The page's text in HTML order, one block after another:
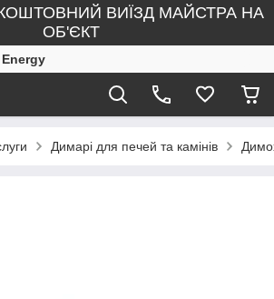
ВИЇЗД МАЙСТРА НА
ОБ'ЄКТ
Energy
Димарі для печей та камінів